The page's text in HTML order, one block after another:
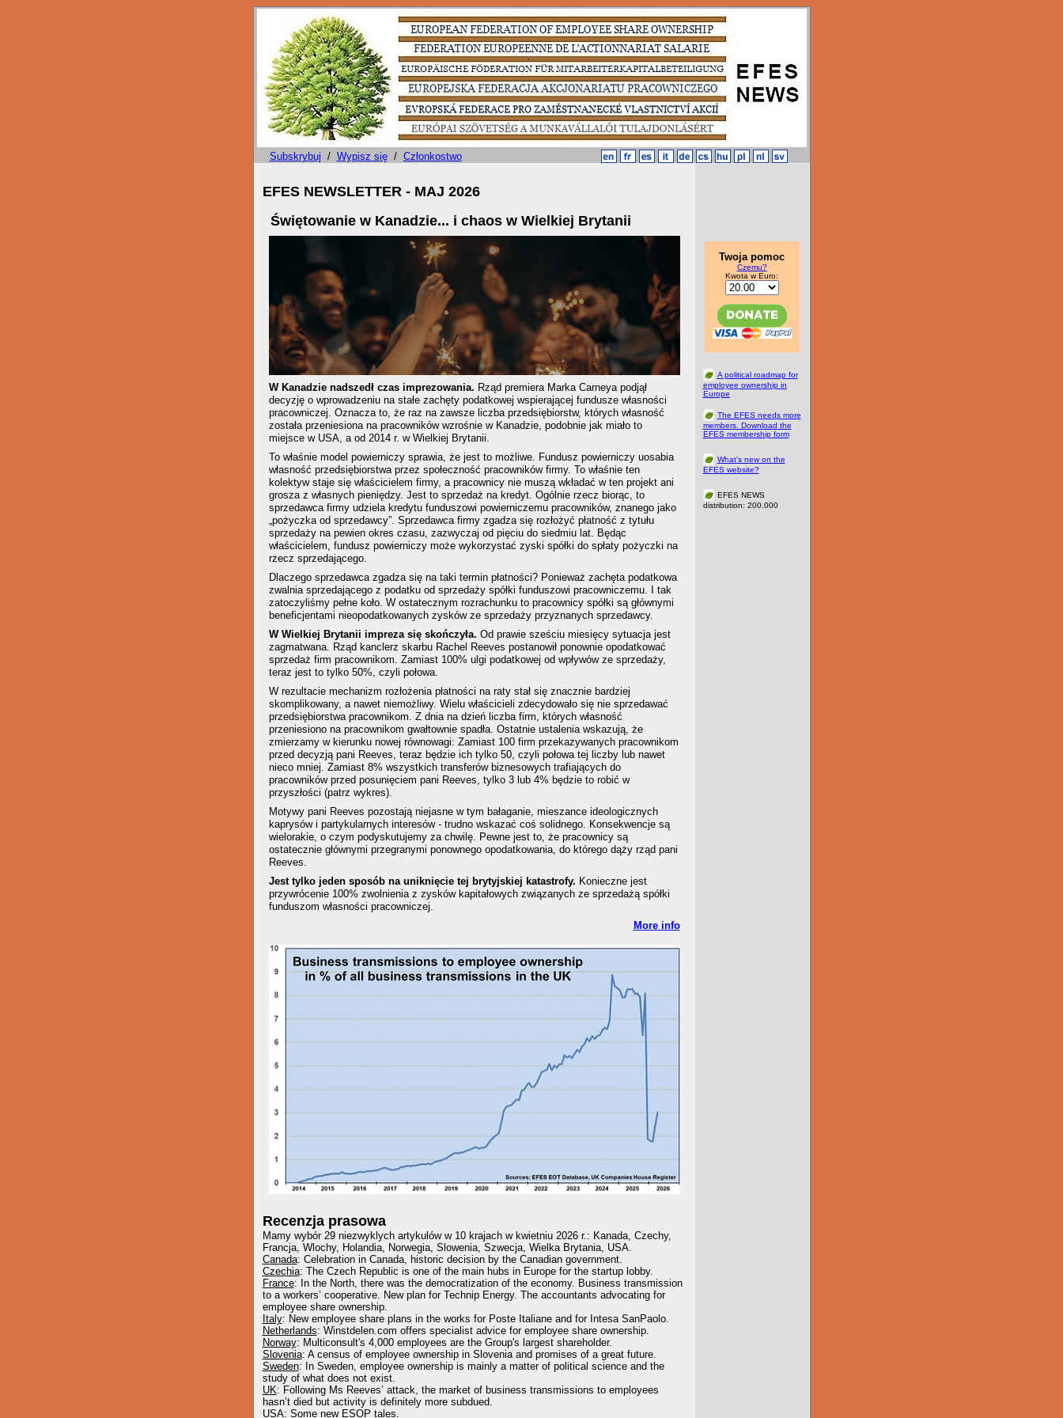
Subskrybuj / Wypisz się/ Członkostwo
EFES NEWSLETTER - MAJ 2026
Świętowanie w Kanadzie... i chaos w Wielkiej Brytanii
W Kanadzie nadszedł czas imprezowania. Rząd premiera Marka Carneya podjął
decyzję o wprowadzeniu na stałe zachęty podatkowej wspierającej fundusze własności
pracowniczej. Oznacza to, że raz na zawsze liczba przedsiębiorstw, których własność
została przeniesiona na pracowników wzrośnie w Kanadzie, podobnie jak miało to
miejsce w USA, a od 2014 r. w Wielkiej Brytanii.
To właśnie model powierniczy sprawia, że jest to możliwe. Fundusz powierniczy uosabia
własność przedsiębiorstwa przez społeczność pracowników firmy. To właśnie ten
kolektyw staje się właścicielem firmy, a pracownicy nie muszą wkładać w ten projekt ani
grosza z własnych pieniędzy. Jest to sprzedaż na kredyt. Ogólnie rzecz biorąc, to
sprzedawca firmy udziela kredytu funduszowi powierniczemu pracowników, znanego jako
„pożyczka od sprzedawcy”. Sprzedawca firmy zgadza się rozłożyć płatność z tytułu
sprzedaży na pewien okres czasu, zazwyczaj od pięciu do siedmiu lat. Będąc
właścicielem, fundusz powierniczy może wykorzystać zyski spółki do spłaty pożyczki na
rzecz sprzedającego.
Dlaczego sprzedawca zgadza się na taki termin płatności? Ponieważ zachęta podatkowa
zwalnia sprzedającego z podatku od sprzedaży spółki funduszowi pracowniczemu. I tak
zatoczyliśmy pełne koło. W ostatecznym rozrachunku to pracownicy spółki są głównymi
beneficjentami nieopodatkowanych zysków ze sprzedaży przyznanych sprzedawcy.
W Wielkiej Brytanii impreza się skończyła. Od prawie sześciu miesięcy sytuacja jest
zagmatwana. Rząd kanclerz skarbu Rachel Reeves postanowił ponownie opodatkować
sprzedaż firm pracownikom. Zamiast 100% ulgi podatkowej od wpływów ze sprzedaży,
teraz jest to tylko 50%, czyli połowa.
W rezultacie mechanizm rozłożenia płatności na raty stał się znacznie bardziej
skomplikowany, a nawet niemożliwy. Wielu właścicieli zdecydowało się nie sprzedawać
przedsiębiorstwa pracownikom. Z dnia na dzień liczba firm, których własność
przeniesiono na pracownikom gwałtownie spadła. Ostatnie ustalenia wskazują, że
zmierzamy w kierunku nowej równowagi: Zamiast 100 firm przekazywanych pracownikom
przed decyzją pani Reeves, teraz będzie ich tylko 50, czyli połowa tej liczby lub nawet
nieco mniej. Zamiast 8% wszystkich transferów biznesowych trafiających do
pracowników przed posunięciem pani Reeves, tylko 3 lub 4% będzie to robić w
przyszłości (patrz wykres).
Motywy pani Reeves pozostają niejasne w tym bałaganie, mieszance ideologicznych
kaprysów i partykularnych interesów - trudno wskazać coś solidnego. Konsekwencje są
wielorakie, o czym podyskutujemy za chwilę. Pewne jest to, że pracownicy są
ostatecznie głównymi przegranymi ponownego opodatkowania, do którego dąży rząd pani
Reeves.
Jest tylko jeden sposób na uniknięcie tej brytyjskiej katastrofy. Konieczne jest
przywrócenie 100% zwolnienia z zysków kapitałowych związanych ze sprzedażą spółki
funduszom własności pracowniczej.
More info
Recenzja prasowa
Mamy wybór 29 niezwyklych artykulów w 10 krajach w kwietniu 2026 r.: Kanada, Czechy,
Francja, Wlochy, Holandia, Norwegia, Slowenia, Szwecja, Wielka Brytania, USA.
Canada: Celebration in Canada, historic decision by the Canadian government.
Czechia: The Czech Republic is one of the main hubs in Europe for the startup lobby.
France: In the North, there was the democratization of the economy. Business transmission
to a workers’ cooperative. New plan for Technip Energy. The accountants advocating for
employee share ownership.
Italy: New employee share plans in the works for Poste Italiane and for Intesa SanPaolo.
Netherlands: Winstdelen.com offers specialist advice for employee share ownership.
Norway: Multiconsult's 4,000 employees are the Group's largest shareholder.
Slovenia: A census of employee ownership in Slovenia and promises of a great future.
Sweden: In Sweden, employee ownership is mainly a matter of political science and the
study of what does not exist.
UK: Following Ms Reeves’ attack, the market of business transmissions to employees
hasn’t died but activity is definitely more subdued.
USA: Some new ESOP tales.
Twoja pomoc
Czemu?
Kwota w Euro:
A political roadmap for
employee ownership in
Europe
The EFES needs more
members. Download the
EFES membership form
What's new on the
EFES website?
EFES NEWS
distribution: 200.000